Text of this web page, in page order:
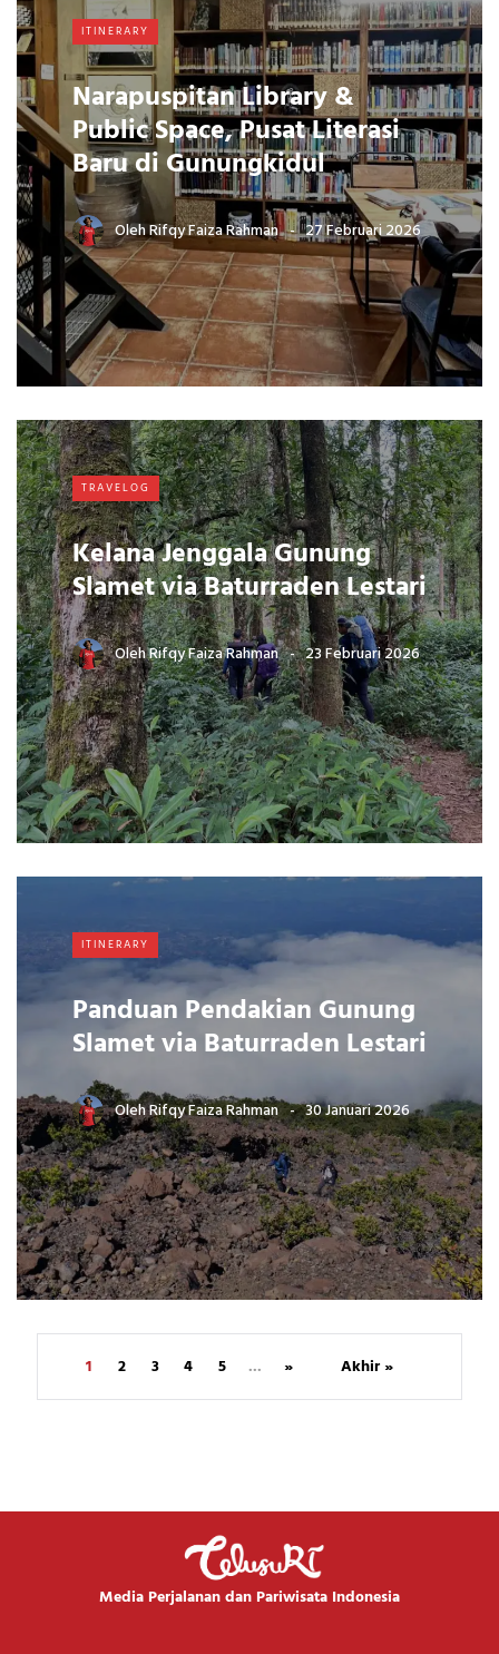
ITINERARY
Narapuspitan Library &
Public Space, Pusat Literasi
Baru di Gunungkidul
OlehRifqy Faiza Rahman 27 Februari 2026
TRAVELOG
Kelana Jenggala Gunung
Slamet via Baturraden Lestari
OlehRifqy Faiza Rahman 23 Februari 2026
ITINERARY
Panduan Pendakian Gunung
Slamet via Baturraden Lestari
OlehRifqy Faiza Rahman 30 Januari 2026
1 2 3 4 5 ... » Akhir »
Media Perjalanan dan Pariwisata Indonesia